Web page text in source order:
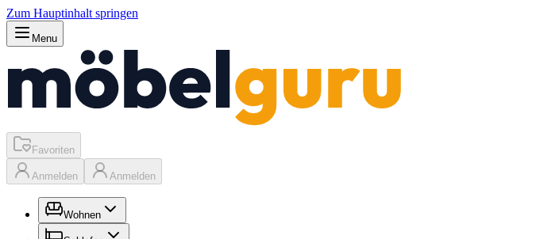
Zum Hauptinhalt springen
Menu
Favoriten
Anmelden Anmelden
Wohnen